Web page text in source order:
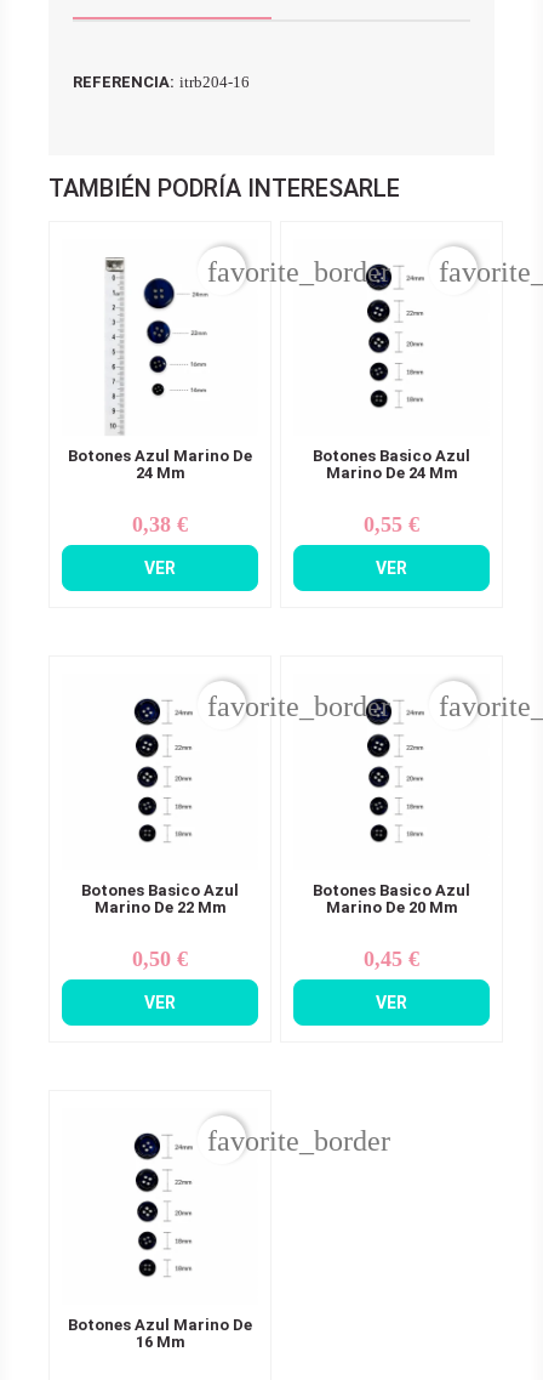
REFERENCIA: itrb204-16
TAMBIÉN PODRÍA INTERESARLE
Botones Azul Marino De
24 Mm
Precio
0,38 €
VER
favorite_border
Botones Basico Azul
Marino De 24 Mm
Precio
0,55 €
VER
Botones Basico Azul
Marino De 22 Mm
Precio
0,50 €
VER
favorite_border
Botones Basico Azul
Marino De 20 Mm
Precio
0,45 €
VER
Botones Azul Marino De
16 Mm
favorite_border